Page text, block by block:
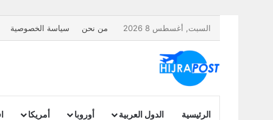
السبت, أغسطس 8 2026 من نحن سياسة الخصوصية
الرئيسية الدول العربية أوروبا أمريكا